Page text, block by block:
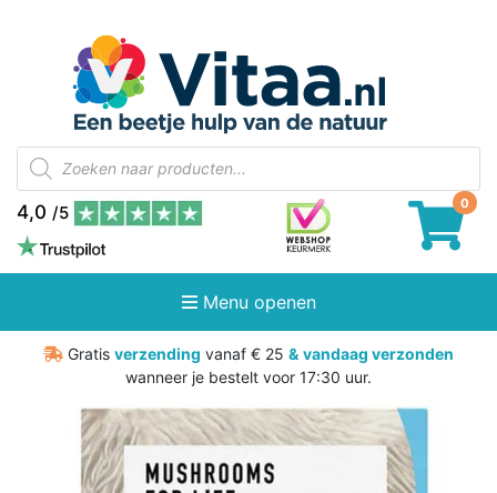
Producten
zoeken
4,0 /5
Menu openen
Gratis verzending vanaf € 25 & vandaag verzonden
wanneer je bestelt voor 17:30 uur.